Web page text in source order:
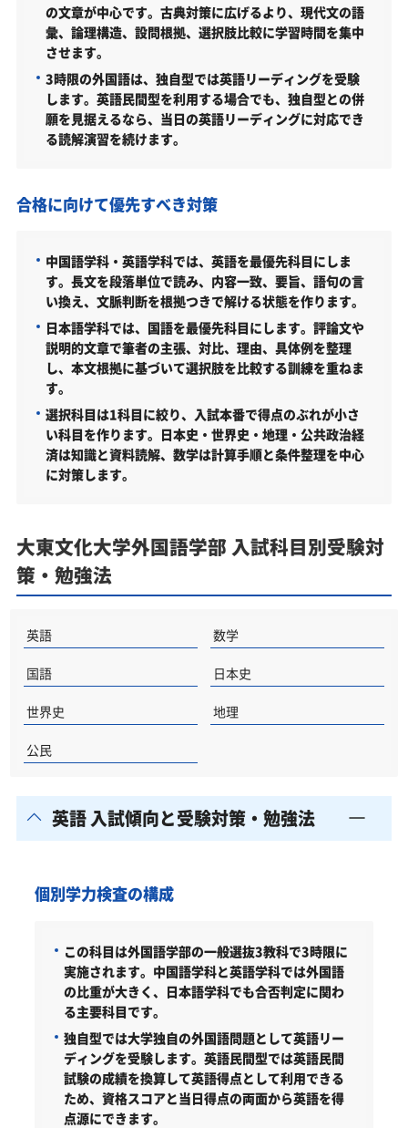
の文章が中心です。古典対策に広げるより、現代文の語
彙、論理構造、設問根拠、選択肢比較に学習時間を集中
させます。
3時限の外国語は、独自型では英語リーディングを受験
します。英語民間型を利用する場合でも、独自型との併
願を見据えるなら、当日の英語リーディングに対応でき
る読解演習を続けます。
合格に向けて優先すべき対策
中国語学科・英語学科では、英語を最優先科目にしま
す。長文を段落単位で読み、内容一致、要旨、語句の言
い換え、文脈判断を根拠つきで解ける状態を作ります。
日本語学科では、国語を最優先科目にします。評論文や
説明的文章で筆者の主張、対比、理由、具体例を整理
し、本文根拠に基づいて選択肢を比較する訓練を重ねま
す。
選択科目は1科目に絞り、入試本番で得点のぶれが小さ
い科目を作ります。日本史・世界史・地理・公共政治経
済は知識と資料読解、数学は計算手順と条件整理を中心
に対策します。
大東文化大学外国語学部 入試科目別受験対
策・勉強法
英語 数学
国語 日本史
世界史 地理
公民
英語 入試傾向と受験対策・勉強法
個別学力検査の構成
この科目は外国語学部の一般選抜3教科で3時限に
実施されます。中国語学科と英語学科では外国語
の比重が大きく、日本語学科でも合否判定に関わ
る主要科目です。
独自型では大学独自の外国語問題として英語リー
ディングを受験します。英語民間型では英語民間
試験の成績を換算して英語得点として利用できる
ため、資格スコアと当日得点の両面から英語を得
点源にできます。